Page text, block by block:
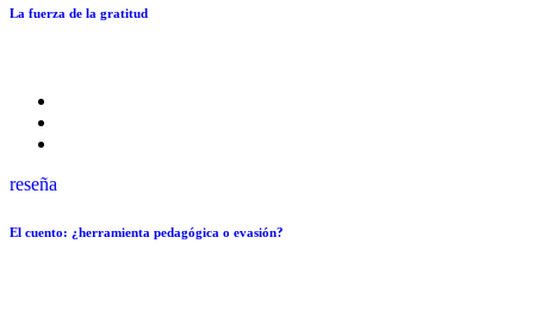
La fuerza de la gratitud
reseña
El cuento: ¿herramienta pedagógica o evasión?